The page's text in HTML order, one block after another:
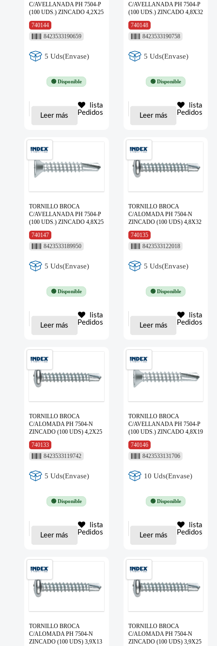
C/AVELLANADA PH 7504-P
(100 UDS.) ZINCADO 4,2X25
740144
8423533190659
5 Uds(Envase)
🟢 Disponible
Leer más
lista
Pedidos
C/AVELLANADA PH 7504-P
(100 UDS.) ZINCADO 4,8X32
740148
8423533190758
5 Uds(Envase)
🟢 Disponible
Leer más
lista
Pedidos
TORNILLO BROCA
C/AVELLANADA PH 7504-P
(100 UDS.) ZINCADO 4,8X25
740147
8423533189950
5 Uds(Envase)
🟢 Disponible
Leer más
lista
Pedidos
TORNILLO BROCA
C/ALOMADA PH 7504-N
ZINCADO (100 UDS) 4,8X32
740135
8423533122018
5 Uds(Envase)
🟢 Disponible
Leer más
lista
Pedidos
TORNILLO BROCA
C/ALOMADA PH 7504-N
ZINCADO (100 UDS) 4,2X25
740133
8423533119742
5 Uds(Envase)
🟢 Disponible
Leer más
lista
Pedidos
TORNILLO BROCA
C/AVELLANADA PH 7504-P
(100 UDS.) ZINCADO 4,8X19
740146
8423533131706
10 Uds(Envase)
🟢 Disponible
Leer más
lista
Pedidos
TORNILLO BROCA
C/ALOMADA PH 7504-N
ZINCADO (100 UDS) 3,9X13
TORNILLO BROCA
C/ALOMADA PH 7504-N
ZINCADO (100 UDS) 3,9X25